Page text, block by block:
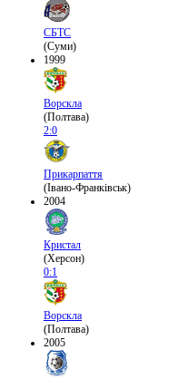
СБТС
(Суми)
1999
Ворскла
(Полтава)
2:0
Прикарпаття
(Івано-Франківськ)
2004
Кристал
(Херсон)
0:1
Ворскла
(Полтава)
2005